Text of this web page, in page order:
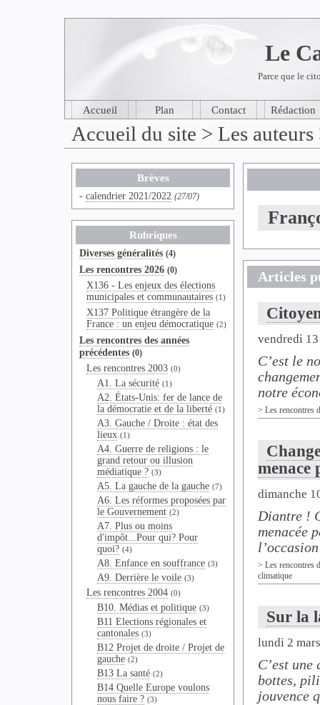
Le
Parce que le
Accueil Plan Contact Rédaction
Accueil du site > Les
Brèves
- calendrier 2021/2022 (27/07)
Rubriques
Diverses généralités (4)
Les rencontres 2026 (0)
X136 - Les enjeux des élections
municipales et communautaires (1)
X137 Politique étrangère de la
France : un enjeu démocratique (2)
Les rencontres des années
précédentes (0)
Les rencontres 2003 (0)
A1. La sécurité (1)
A2. États-Unis: fer de lance de
la démocratie et de la liberté (1)
A3. Gauche / Droite : état des
lieux (1)
A4. Guerre de religions : le
grand retour ou illusion
médiatique ? (3)
A5. La gauche de la gauche (7)
A6. Les réformes proposées par
le Gouvernement (2)
A7. Plus ou moins
d'impôt...Pour qui? Pour
quoi? (4)
A8. Enfance en souffrance (3)
A9. Derrière le voile (3)
Les rencontres 2004 (0)
B10. Médias et politique (3)
B11 Elections régionales et
cantonales (3)
B12 Projet de droite / Projet de
gauche (2)
B13 La santé (2)
B14 Quelle Europe voulons
nous faire ? (3)
Articles
vendredi
C’est le
notre
> Les rencontres
menace
dimanche
Diantre !
menacée
> Les rencontres
climatique
Sur la
lundi 2
C’est
bottes,
jouvence